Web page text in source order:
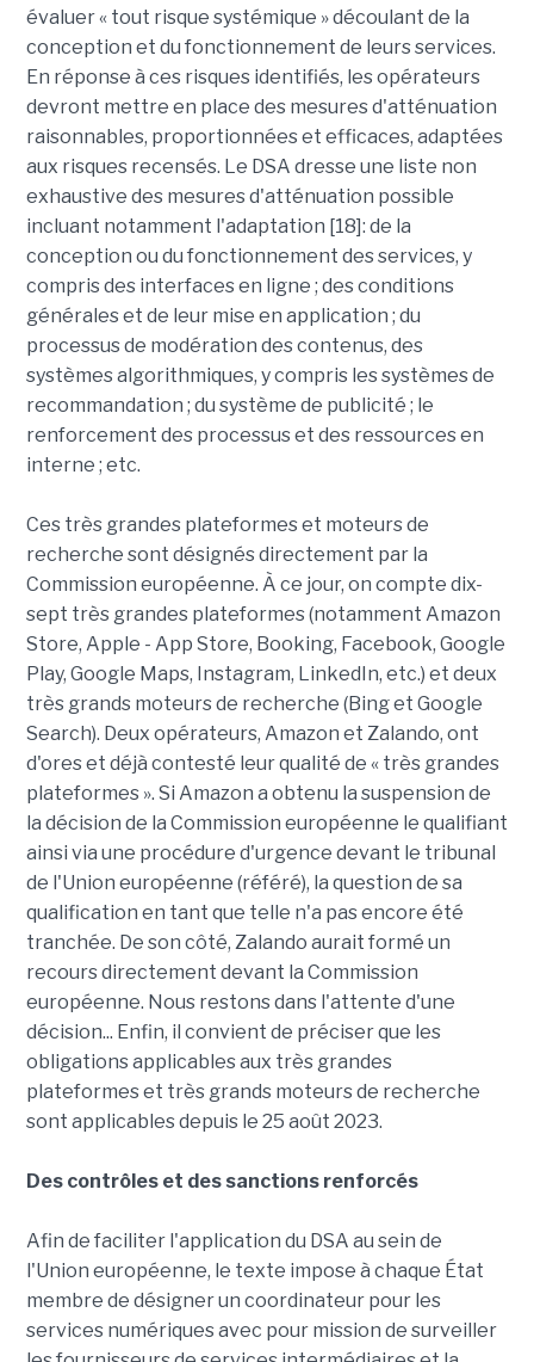
évaluer « tout risque systémique » découlant de la
conception et du fonctionnement de leurs services.
En réponse à ces risques identifiés, les opérateurs
devront mettre en place des mesures d'atténuation
raisonnables, proportionnées et efficaces, adaptées
aux risques recensés. Le DSA dresse une liste non
exhaustive des mesures d'atténuation possible
incluant notamment l'adaptation [18]: de la
conception ou du fonctionnement des services, y
compris des interfaces en ligne ; des conditions
générales et de leur mise en application ; du
processus de modération des contenus, des
systèmes algorithmiques, y compris les systèmes de
recommandation ; du système de publicité ; le
renforcement des processus et des ressources en
interne ; etc.
Ces très grandes plateformes et moteurs de
recherche sont désignés directement par la
Commission européenne. À ce jour, on compte dix-
sept très grandes plateformes (notamment Amazon
Store, Apple - App Store, Booking, Facebook, Google
Play, Google Maps, Instagram, LinkedIn, etc.) et deux
très grands moteurs de recherche (Bing et Google
Search). Deux opérateurs, Amazon et Zalando, ont
d'ores et déjà contesté leur qualité de « très grandes
plateformes ». Si Amazon a obtenu la suspension de
la décision de la Commission européenne le qualifiant
ainsi via une procédure d'urgence devant le tribunal
de l'Union européenne (référé), la question de sa
qualification en tant que telle n'a pas encore été
tranchée. De son côté, Zalando aurait formé un
recours directement devant la Commission
européenne. Nous restons dans l'attente d'une
décision... Enfin, il convient de préciser que les
obligations applicables aux très grandes
plateformes et très grands moteurs de recherche
sont applicables depuis le 25 août 2023.
Des contrôles et des sanctions renforcés
Afin de faciliter l'application du DSA au sein de
l'Union européenne, le texte impose à chaque État
membre de désigner un coordinateur pour les
services numériques avec pour mission de surveiller